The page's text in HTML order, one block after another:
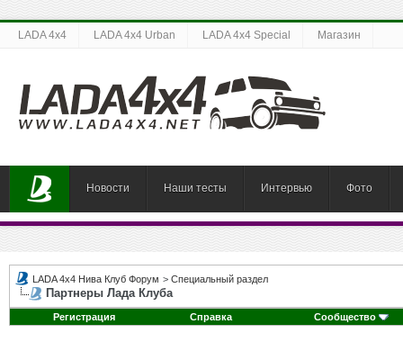
LADA 4x4 LADA 4x4 Urban LADA 4x4 Special Магазин
Новости Наши тесты Интервью Фото
LADA 4x4 Нива Клуб Форум > Специальный раздел
Партнеры Лада Клуба
Регистрация Справка Сообщество